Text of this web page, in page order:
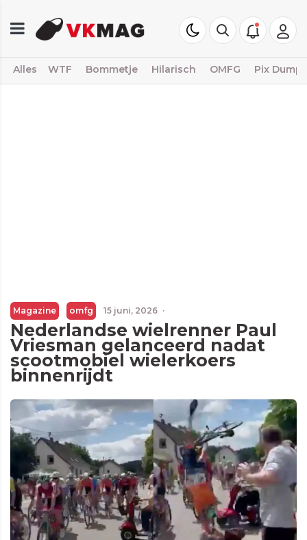
Alles WTF Bommetje Hilarisch OMFG Pix Dump
Magazine omfg 15 juni, 2026 ·
Nederlandse wielrenner Paul
Vriesman gelanceerd nadat
scootmobiel wielerkoers
binnenrijdt